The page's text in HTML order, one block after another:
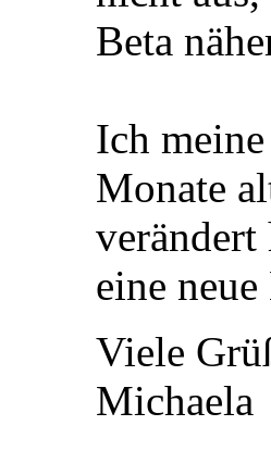
Beta
Ich
Monate
eine
Viele
Michaela